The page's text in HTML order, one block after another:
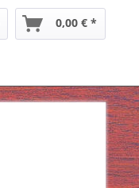
0,00 € *